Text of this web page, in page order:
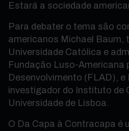
Estará a sociedade
Para debater o tema são
americanos Michael Baum,
Universidade Católica e
Fundação Luso-Americana
Desenvolvimento (FLAD), e
investigador do Instituto de
Universidade de Lisboa.
O Da Capa à Contracapa é